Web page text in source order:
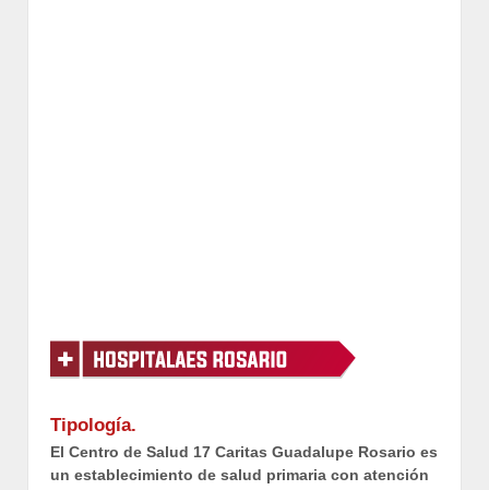
Tipología.
El Centro de Salud 17 Caritas Guadalupe Rosario es
un establecimiento de salud primaria con atención